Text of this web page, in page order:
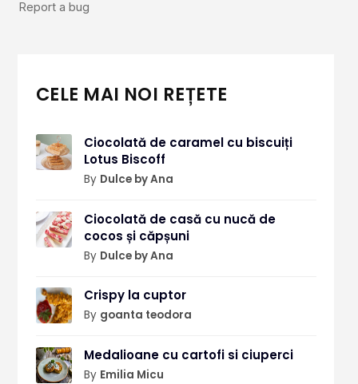
CELE MAI NOI REȚETE
Ciocolată de caramel cu biscuiți
Lotus Biscoff
By Dulce by Ana
Ciocolată de casă cu nucă de
cocos și căpșuni
By Dulce by Ana
Crispy la cuptor
By goanta teodora
Medalioane cu cartofi si ciuperci
By Emilia Micu